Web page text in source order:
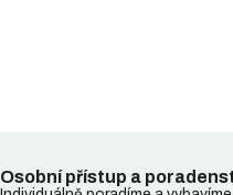
Osobní přístup a